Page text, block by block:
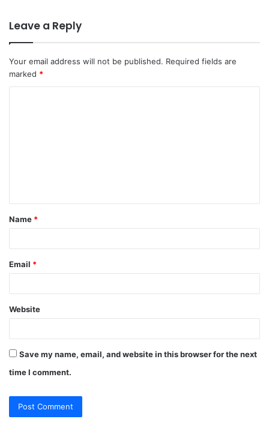
Leave a Reply
Your email address will not be published. Required fields are
marked *
t
*
Name *
Email *
Website
Save my name, email, and website in this browser for the next
time I comment.